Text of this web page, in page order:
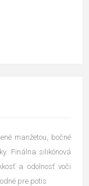
manžetou, bočné
Finálna silikónová
a odolnosť voči
pre potis